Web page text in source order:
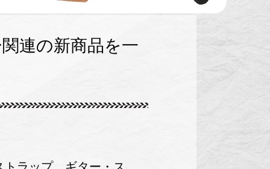
連の新商品を一